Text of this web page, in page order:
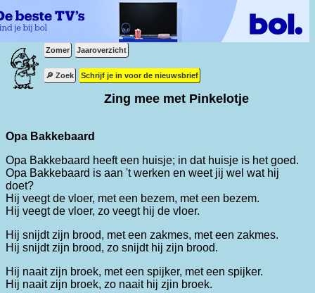
Zomer Jaaroverzicht
🔎 Zoek Schrijf je in voor de nieuwsbrief
Zing mee met Pinkelotje
Opa Bakkebaard
Opa Bakkebaard heeft een huisje; in dat huisje is het goed.
Opa Bakkebaard is aan 't werken en weet jij wel wat hij
doet?
Hij veegt de vloer, met een bezem, met een bezem.
Hij veegt de vloer, zo veegt hij de vloer.
Hij snijdt zijn brood, met een zakmes, met een zakmes.
Hij snijdt zijn brood, zo snijdt hij zijn brood.
Hij naait zijn broek, met een spijker, met een spijker.
Hij naait zijn broek, zo naait hij zjin broek.